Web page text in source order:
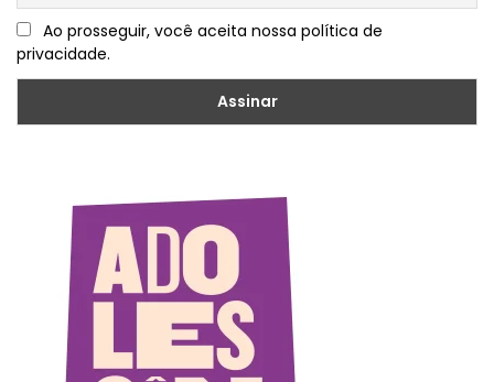
Ao prosseguir, você aceita nossa política de
privacidade.